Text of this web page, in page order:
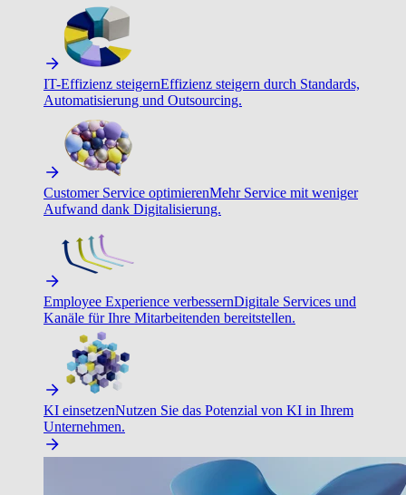
IT-Effizienz steigernEffizienz steigern durch Standards,
Automatisierung und Outsourcing.
Customer Service optimierenMehr Service mit weniger
Aufwand dank Digitalisierung.
Employee Experience verbessernDigitale Services und
Kanäle für Ihre Mitarbeitenden bereitstellen.
KI einsetzenNutzen Sie das Potenzial von KI in Ihrem
Unternehmen.